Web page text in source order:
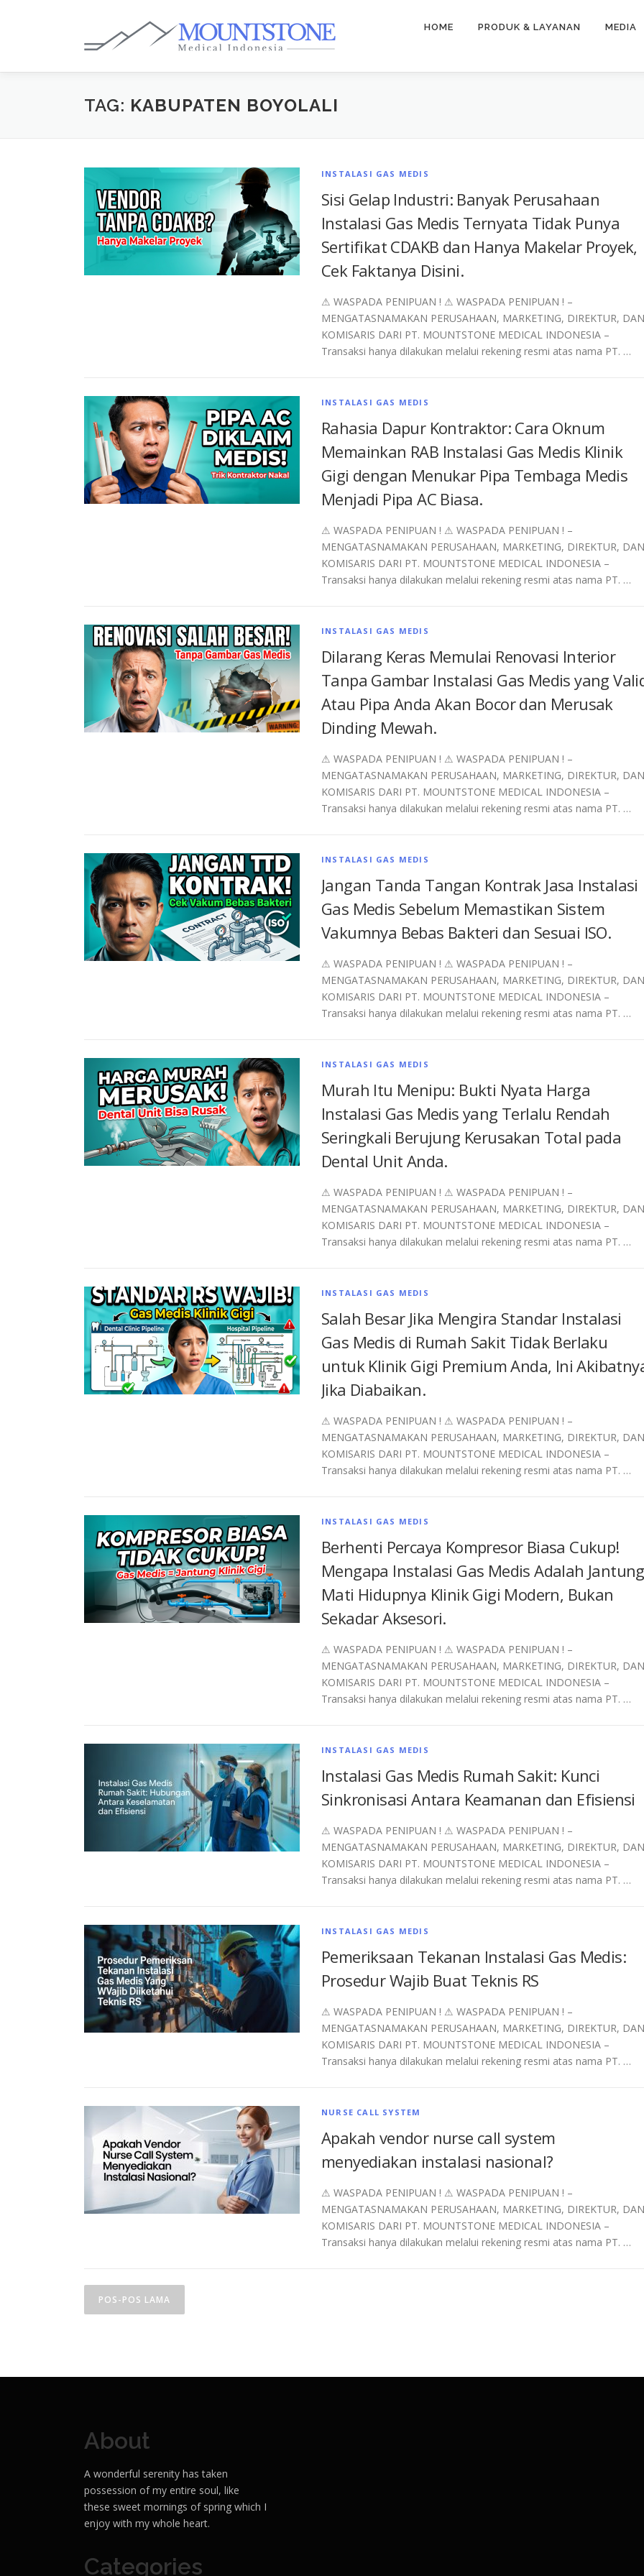
HOME PRODUK & LAYANAN MEDIA
TAG: KABUPATEN BOYOLALI
INSTALASI GAS MEDIS
Sisi Gelap Industri: Banyak Perusahaan
Instalasi Gas Medis Ternyata Tidak Punya
Sertifikat CDAKB dan Hanya Makelar Proyek,
Cek Faktanya Disini.
⚠︎ WASPADA PENIPUAN ! ⚠︎ WASPADA PENIPUAN ! –
MENGATASNAMAKAN PERUSAHAAN, MARKETING, DIREKTUR, DAN
KOMISARIS DARI PT. MOUNTSTONE MEDICAL INDONESIA –
Transaksi hanya dilakukan melalui rekening resmi atas nama PT. …
INSTALASI GAS MEDIS
Rahasia Dapur Kontraktor: Cara Oknum
Memainkan RAB Instalasi Gas Medis Klinik
Gigi dengan Menukar Pipa Tembaga Medis
Menjadi Pipa AC Biasa.
⚠︎ WASPADA PENIPUAN ! ⚠︎ WASPADA PENIPUAN ! –
MENGATASNAMAKAN PERUSAHAAN, MARKETING, DIREKTUR, DAN
KOMISARIS DARI PT. MOUNTSTONE MEDICAL INDONESIA –
Transaksi hanya dilakukan melalui rekening resmi atas nama PT. …
INSTALASI GAS MEDIS
Dilarang Keras Memulai Renovasi Interior
Tanpa Gambar Instalasi Gas Medis yang
Atau Pipa Anda Akan Bocor dan Merusak
Dinding Mewah.
⚠︎ WASPADA PENIPUAN ! ⚠︎ WASPADA PENIPUAN ! –
MENGATASNAMAKAN PERUSAHAAN, MARKETING, DIREKTUR, DAN
KOMISARIS DARI PT. MOUNTSTONE MEDICAL INDONESIA –
Transaksi hanya dilakukan melalui rekening resmi atas nama PT. …
INSTALASI GAS MEDIS
Jangan Tanda Tangan Kontrak Jasa Instalasi
Gas Medis Sebelum Memastikan Sistem
Vakumnya Bebas Bakteri dan Sesuai ISO.
⚠︎ WASPADA PENIPUAN ! ⚠︎ WASPADA PENIPUAN ! –
MENGATASNAMAKAN PERUSAHAAN, MARKETING, DIREKTUR, DAN
KOMISARIS DARI PT. MOUNTSTONE MEDICAL INDONESIA –
Transaksi hanya dilakukan melalui rekening resmi atas nama PT. …
INSTALASI GAS MEDIS
Murah Itu Menipu: Bukti Nyata Harga
Instalasi Gas Medis yang Terlalu Rendah
Seringkali Berujung Kerusakan Total pada
Dental Unit Anda.
⚠︎ WASPADA PENIPUAN ! ⚠︎ WASPADA PENIPUAN ! –
MENGATASNAMAKAN PERUSAHAAN, MARKETING, DIREKTUR, DAN
KOMISARIS DARI PT. MOUNTSTONE MEDICAL INDONESIA –
Transaksi hanya dilakukan melalui rekening resmi atas nama PT. …
INSTALASI GAS MEDIS
Salah Besar Jika Mengira Standar Instalasi
Gas Medis di Rumah Sakit Tidak Berlaku
untuk Klinik Gigi Premium Anda, Ini
Jika Diabaikan.
⚠︎ WASPADA PENIPUAN ! ⚠︎ WASPADA PENIPUAN ! –
MENGATASNAMAKAN PERUSAHAAN, MARKETING, DIREKTUR, DAN
KOMISARIS DARI PT. MOUNTSTONE MEDICAL INDONESIA –
Transaksi hanya dilakukan melalui rekening resmi atas nama PT. …
INSTALASI GAS MEDIS
Berhenti Percaya Kompresor Biasa Cukup!
Mengapa Instalasi Gas Medis Adalah Jantung
Mati Hidupnya Klinik Gigi Modern, Bukan
Sekadar Aksesori.
⚠︎ WASPADA PENIPUAN ! ⚠︎ WASPADA PENIPUAN ! –
MENGATASNAMAKAN PERUSAHAAN, MARKETING, DIREKTUR, DAN
KOMISARIS DARI PT. MOUNTSTONE MEDICAL INDONESIA –
Transaksi hanya dilakukan melalui rekening resmi atas nama PT. …
INSTALASI GAS MEDIS
Instalasi Gas Medis Rumah Sakit: Kunci
Sinkronisasi Antara Keamanan dan Efisiensi
⚠︎ WASPADA PENIPUAN ! ⚠︎ WASPADA PENIPUAN ! –
MENGATASNAMAKAN PERUSAHAAN, MARKETING, DIREKTUR, DAN
KOMISARIS DARI PT. MOUNTSTONE MEDICAL INDONESIA –
Transaksi hanya dilakukan melalui rekening resmi atas nama PT. …
INSTALASI GAS MEDIS
Pemeriksaan Tekanan Instalasi Gas Medis:
Prosedur Wajib Buat Teknis RS
⚠︎ WASPADA PENIPUAN ! ⚠︎ WASPADA PENIPUAN ! –
MENGATASNAMAKAN PERUSAHAAN, MARKETING, DIREKTUR, DAN
KOMISARIS DARI PT. MOUNTSTONE MEDICAL INDONESIA –
Transaksi hanya dilakukan melalui rekening resmi atas nama PT. …
NURSE CALL SYSTEM
Apakah vendor nurse call system
menyediakan instalasi nasional?
⚠︎ WASPADA PENIPUAN ! ⚠︎ WASPADA PENIPUAN ! –
MENGATASNAMAKAN PERUSAHAAN, MARKETING, DIREKTUR, DAN
KOMISARIS DARI PT. MOUNTSTONE MEDICAL INDONESIA –
Transaksi hanya dilakukan melalui rekening resmi atas nama PT. …
N
a
s
i
p
o
s
POS-POS LAMA
About
A wonderful serenity has taken
possession of my entire soul, like
these sweet mornings of spring which I
enjoy with my whole heart.
Categories